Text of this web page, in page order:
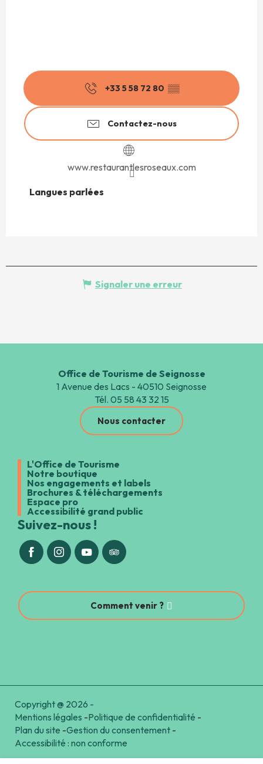
+33 5 58 72 80 ▒▒
Contactez-nous
www.restaurantlesroseaux.com
Langues parlées
Langues parlées
Signaler une erreur
Office de Tourisme de Seignosse
1 Avenue des Lacs - 40510 Seignosse
Tél. 05 58 43 32 15
Nous contacter
L'Office de Tourisme
Notre boutique
Nos engagements et labels
Brochures & téléchargements
Espace pro
Accessibilité grand public
Suivez-nous !
Comment venir ?
Copyright @ 2026 -
Mentions légales -Politique de confidentialité -
Plan du site -Gestion du consentement -
Accessibilité : non conforme